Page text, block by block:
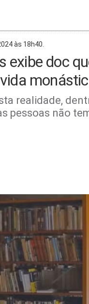
às 18h40.
exibe doc
realidade,
pessoas não